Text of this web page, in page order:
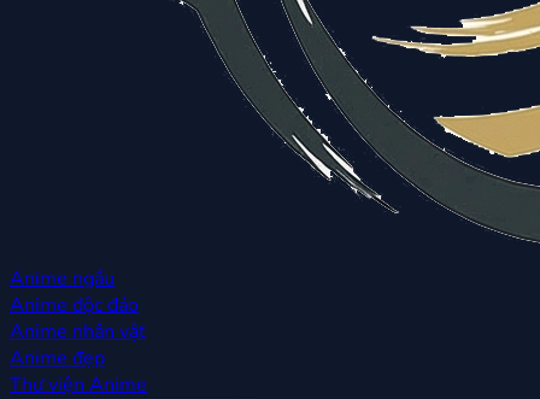
Anime ngầu
Anime độc đáo
Anime nhân vật
Anime đẹp
Thư viện Anime